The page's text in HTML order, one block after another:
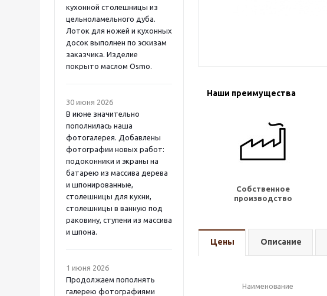
кухонной столешницы из
цельноламельного дуба.
Лоток для ножей и кухонных
досок выполнен по эскизам
заказчика. Изделие
покрыто маслом Osmo.
30 июня 2026
В июне значительно
пополнилась наша
фотогалерея. Добавлены
фотографии новых работ:
подоконники и экраны на
батарею из массива дерева
и шпонированные,
столешницы для кухни,
столешницы в ванную под
раковину, ступени из массива
и шпона.
1 июня 2026
Продолжаем пополнять
галерею фотографиями
Наши преимущества
Собственное
производство
Цены Описание
Наименование